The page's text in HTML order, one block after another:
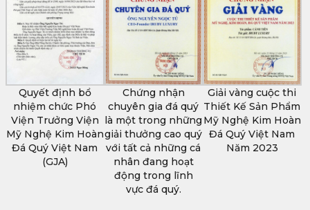
Quyết định bổ
nhiệm chức Phó
Viện Trưởng Viện
Mỹ Nghệ Kim Hoàn
Đá Quý Việt Nam
(GJA)
Chứng nhận
chuyên gia đá quý
là một trong những
giải thưởng cao quý
với tất cả những cá
nhân đang hoạt
động trong lĩnh
vực đá quý.
Giải vàng cuộc thi
Thiết Kế Sản Phẩm
Mỹ Nghệ Kim Hoàn
Đá Quý Việt Nam
Năm 2023